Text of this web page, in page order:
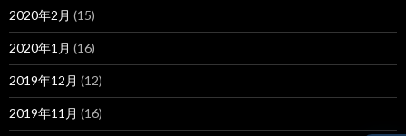
2020年2月 (15)
2020年1月 (16)
2019年12月 (12)
2019年11月 (16)